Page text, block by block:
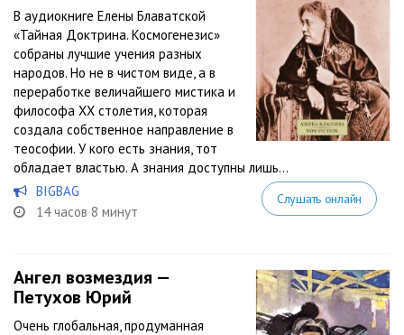
В аудиокниге Елены Блаватской
«Тайная Доктрина. Космогенезис»
собраны лучшие учения разных
народов. Но не в чистом виде, а в
переработке величайшего мистика и
философа ХХ столетия, которая
создала собственное направление в
теософии. У кого есть знания, тот
обладает властью. А знания доступны лишь...
BIGBAG
14 часов 8 минут
Слушать онлайн
Ангел возмездия —
Петухов Юрий
Очень глобальная, продуманная